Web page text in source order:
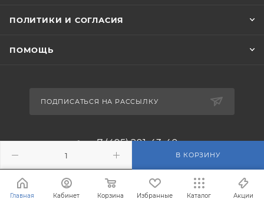
В КОРЗИНУ
ПОЛИТИКИ И СОГЛАСИЯ
ПОМОЩЬ
ПОДПИСАТЬСЯ НА РАССЫЛКУ
+7 (495) 201-43-40
125008 г. Москва, проезд
Главная Кабинет Корзина Избранные Каталог Акции